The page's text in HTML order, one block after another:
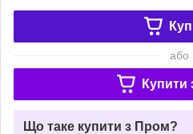
або
Купити
Що таке купити з Пром?